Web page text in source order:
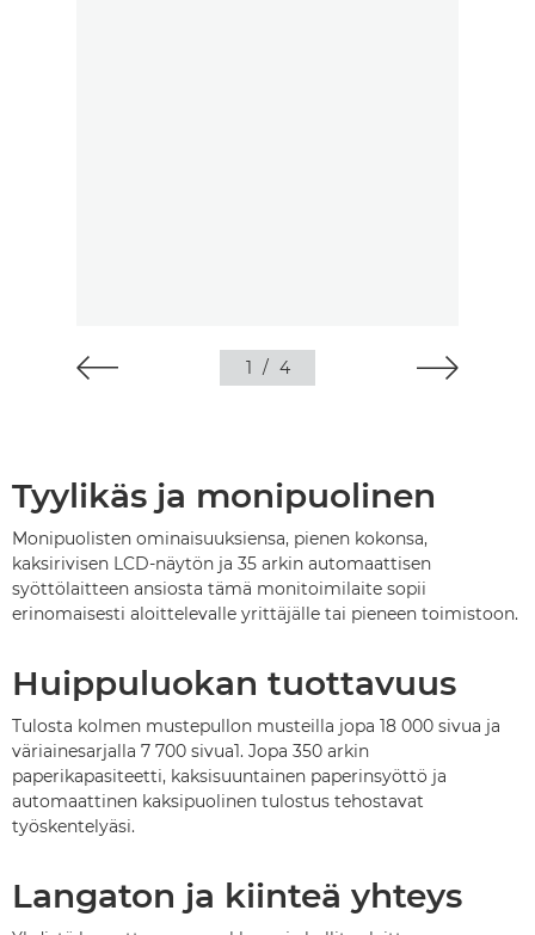
1 / 4
Tyylikäs ja monipuolinen
Monipuolisten ominaisuuksiensa, pienen kokonsa,
kaksirivisen LCD-näytön ja 35 arkin automaattisen
syöttölaitteen ansiosta tämä monitoimilaite sopii
erinomaisesti aloittelevalle yrittäjälle tai pieneen toimistoon.
Huippuluokan tuottavuus
Tulosta kolmen mustepullon musteilla jopa 18 000 sivua ja
väriainesarjalla 7 700 sivua1. Jopa 350 arkin
paperikapasiteetti, kaksisuuntainen paperinsyöttö ja
automaattinen kaksipuolinen tulostus tehostavat
työskentelyäsi.
Langaton ja kiinteä yhteys